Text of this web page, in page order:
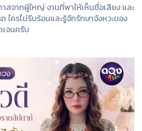
สจากผู้ใหญ่ งานที่พาให้เห็นชื่อเสียง และ
ใครไม่รีบร้อนและรู้จักรักษาจังหวะของ
จนครับ